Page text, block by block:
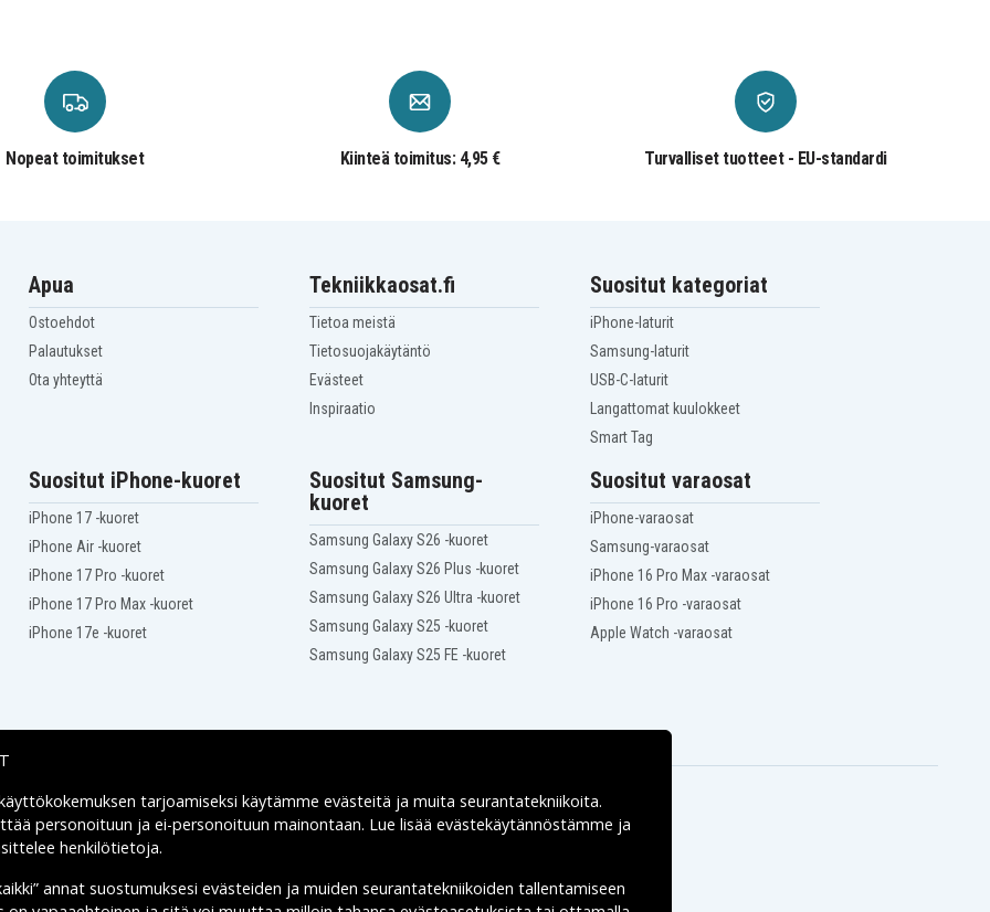
Nopeat toimitukset Kiinteä toimitus: 4,95 € Turvalliset tuotteet - EU-standardi
Apua
Ostoehdot
Palautukset
Ota yhteyttä
Tekniikkaosat.fi
Tietoa meistä
Tietosuojakäytäntö
Evästeet
Inspiraatio
Suositut kategoriat
iPhone-laturit
Samsung-laturit
USB-C-laturit
Langattomat kuulokkeet
Smart Tag
Suositut iPhone-kuoret
iPhone 17 -kuoret
iPhone Air -kuoret
iPhone 17 Pro -kuoret
iPhone 17 Pro Max -kuoret
iPhone 17e -kuoret
Suositut Samsung-
kuoret
Samsung Galaxy S26 -kuoret
Samsung Galaxy S26 Plus -kuoret
Samsung Galaxy S26 Ultra -kuoret
Samsung Galaxy S25 -kuoret
Samsung Galaxy S25 FE -kuoret
Suositut varaosat
iPhone-varaosat
Samsung-varaosat
iPhone 16 Pro Max -varaosat
iPhone 16 Pro -varaosat
Apple Watch -varaosat
Toimitusvaihtoehdottarjoamiseksi käytämme evästeitä ja muita seurantatekniikoita.
personoituun ja ei-personoituun mainontaan. Lue lisää evästekäytännöstämme ja
henkilötietoja.
annat suostumuksesi evästeiden ja muiden seurantatekniikoiden tallentamiseen